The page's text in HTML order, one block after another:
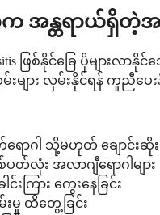
က အန္တရာယ်ရှိ
ဖြစ်နိုင်ခြေ ပိုမျာ
များ လှမ်းနိုင်ရန် ကူညီပေ
ာဂါ သို့မဟုတ် ချောင်းဆိုးခ
း အလာဂျီရောဂါများ
င်းကြား ကွေးနေခြင်း
ထိတွေ့ခြင်း